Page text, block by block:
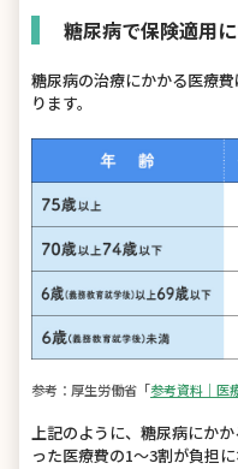
糖尿病で保険適用
糖尿病の治療にかかる医療
ります。
参考：厚生労働省「参考資料｜医
上記のように、糖尿病にか
った医療費の1～3割が負担に